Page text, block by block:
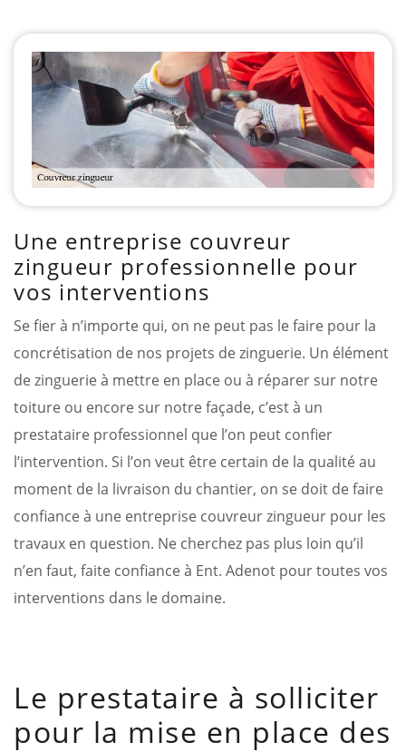
Une entreprise couvreur
zingueur professionnelle pour
vos interventions
Se fier à n’importe qui, on ne peut pas le faire pour la
concrétisation de nos projets de zinguerie. Un élément
de zinguerie à mettre en place ou à réparer sur notre
toiture ou encore sur notre façade, c’est à un
prestataire professionnel que l’on peut confier
l’intervention. Si l’on veut être certain de la qualité au
moment de la livraison du chantier, on se doit de faire
confiance à une entreprise couvreur zingueur pour les
travaux en question. Ne cherchez pas plus loin qu’il
n’en faut, faite confiance à Ent. Adenot pour toutes vos
interventions dans le domaine.
Le prestataire à solliciter
pour la mise en place des